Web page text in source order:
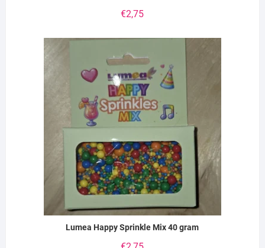
€2,75
Lumea Happy Sprinkle Mix 40 gram